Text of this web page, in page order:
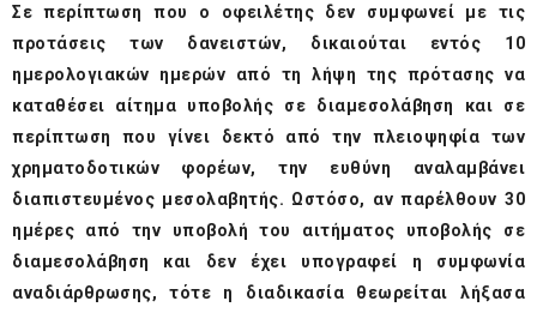
Σε περίπτωση που ο οφειλέτης δεν συμφωνεί με τις
προτάσεις των δανειστών, δικαιούται εντός 10
ημερολογιακών ημερών από τη λήψη της πρότασης να
καταθέσει αίτημα υποβολής σε διαμεσολάβηση και σε
περίπτωση που γίνει δεκτό από την πλειοψηφία των
χρηματοδοτικών φορέων, την ευθύνη αναλαμβάνει
διαπιστευμένος μεσολαβητής. Ωστόσο, αν παρέλθουν 30
ημέρες από την υποβολή του αιτήματος υποβολής σε
διαμεσολάβηση και δεν έχει υπογραφεί η συμφωνία
αναδιάρθρωσης, τότε η διαδικασία θεωρείται λήξασα